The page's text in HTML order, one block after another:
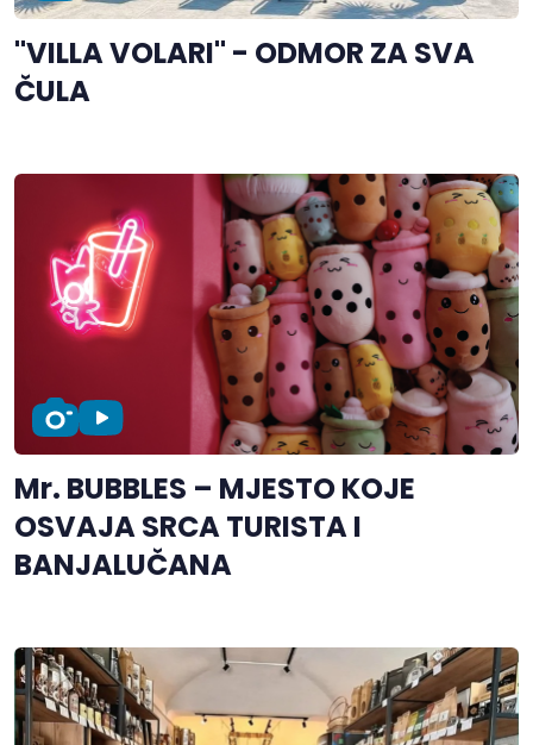
"VILLA VOLARI" - ODMOR ZA SVA
ČULA
Mr. BUBBLES – MJESTO KOJE
OSVAJA SRCA TURISTA I
BANJALUČANA